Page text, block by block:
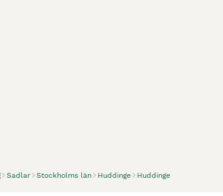
Sadlar Stockholms län Huddinge Huddinge